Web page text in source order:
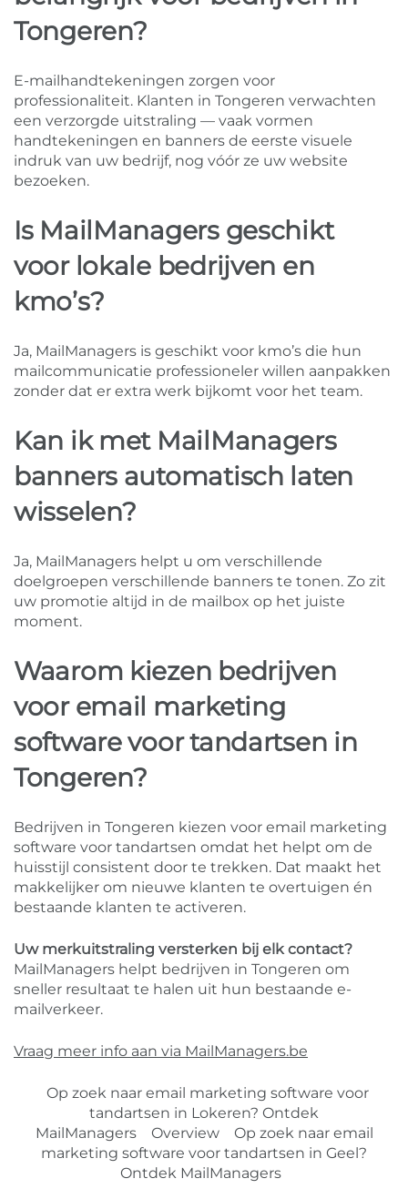
Tongeren?
E-mailhandtekeningen zorgen voor
professionaliteit. Klanten in Tongeren verwachten
een verzorgde uitstraling — vaak vormen
handtekeningen en banners de eerste visuele
indruk van uw bedrijf, nog vóór ze uw website
bezoeken.
Is MailManagers geschikt
voor lokale bedrijven en
kmo’s?
Ja, MailManagers is geschikt voor kmo’s die hun
mailcommunicatie professioneler willen aanpakken
zonder dat er extra werk bijkomt voor het team.
Kan ik met MailManagers
banners automatisch laten
wisselen?
Ja, MailManagers helpt u om verschillende
doelgroepen verschillende banners te tonen. Zo zit
uw promotie altijd in de mailbox op het juiste
moment.
Waarom kiezen bedrijven
voor email marketing
software voor tandartsen in
Tongeren?
Bedrijven in Tongeren kiezen voor email marketing
software voor tandartsen omdat het helpt om de
huisstijl consistent door te trekken. Dat maakt het
makkelijker om nieuwe klanten te overtuigen én
bestaande klanten te activeren.
Uw merkuitstraling versterken bij elk contact?
MailManagers helpt bedrijven in Tongeren om
sneller resultaat te halen uit hun bestaande e-
mailverkeer.
Vraag meer info aan via MailManagers.be
Op zoek naar email marketing software voor
tandartsen in Lokeren? Ontdek
MailManagers
Overview
Op zoek naar email
marketing software voor tandartsen in Geel?
Ontdek MailManagers